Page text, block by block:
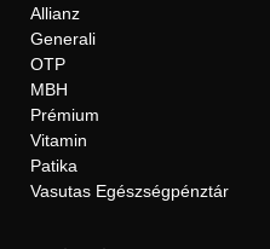
Allianz
Generali
OTP
MBH
Prémium
Vitamin
Patika
Vasutas Egészségpénztár